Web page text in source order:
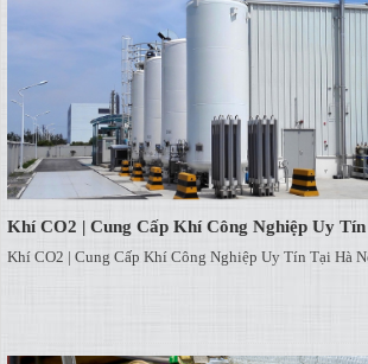
Khí CO2 | Cung Cấp Khí Công Nghiệp Uy
Khí CO2 | Cung Cấp Khí Công Nghiệp Uy Tín Tại Hà